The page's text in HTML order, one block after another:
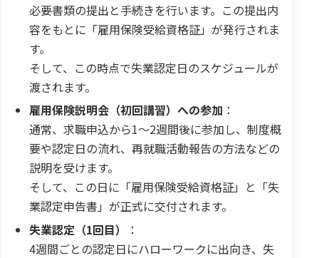
必要書類の提出と手続きを行います。この提出内
容をもとに「雇用保険受給資格証」が発行されま
す。
そして、この時点で失業認定日のスケジュールが
渡されます。
雇用保険説明会（初回講習）への参加 ：
通常、求職申込から1～2週間後に参加し、制度概
要や認定日の流れ、再就職活動報告の方法などの
説明を受けます。
そして、この日に「雇用保険受給資格証」と「失
業認定申告書」が正式に交付されます。
失業認定（1回目）
：
4週間ごとの認定日にハローワークに出向き、失